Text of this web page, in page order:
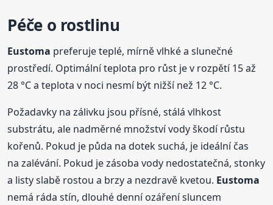
Péče o rostlinu
Eustoma preferuje teplé, mírně vlhké a slunečné
prostředí. Optimální teplota pro růst je v rozpětí 15 až
28 °C a teplota v noci nesmí být nižší než 12 °C.
Požadavky na zálivku jsou přísné, stálá vlhkost
substrátu, ale nadměrné množství vody škodí růstu
kořenů. Pokud je půda na dotek suchá, je ideální čas
na zalévání. Pokud je zásoba vody nedostatečná, stonky
a listy slabě rostou a brzy a nezdravě kvetou. Eustoma
nemá ráda stín, dlouhé denní ozáření sluncem